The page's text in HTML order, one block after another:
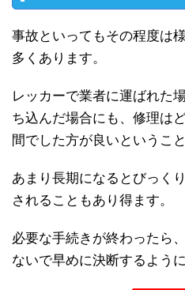
事故といってもその程度は
多くあります。
レッカーで業者に運ばれた
ち込んだ場合にも、修理は
間でした方が良いというこ
あまり長期になるとびっく
されることもあり得ます。
必要な手続きが終わったら
ないで早めに決断するよう